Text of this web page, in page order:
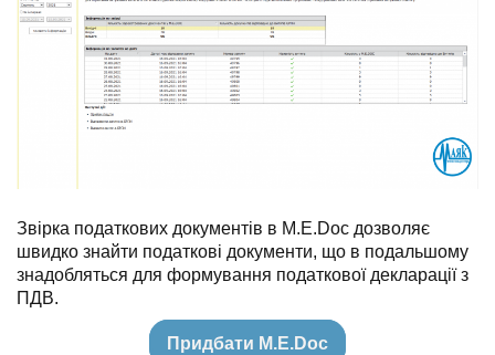
Звірка податкових документів в M.E.Doc дозволяє
швидко знайти податкові документи, що в подальшому
знадобляться для формування податкової декларації з
ПДВ.
Придбати M.E.Doc